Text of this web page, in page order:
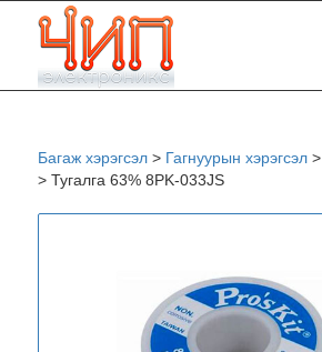
Багаж хэрэгсэл> Гагнуурын хэрэгсэл>
> Тугалга 63% 8PK-033JS